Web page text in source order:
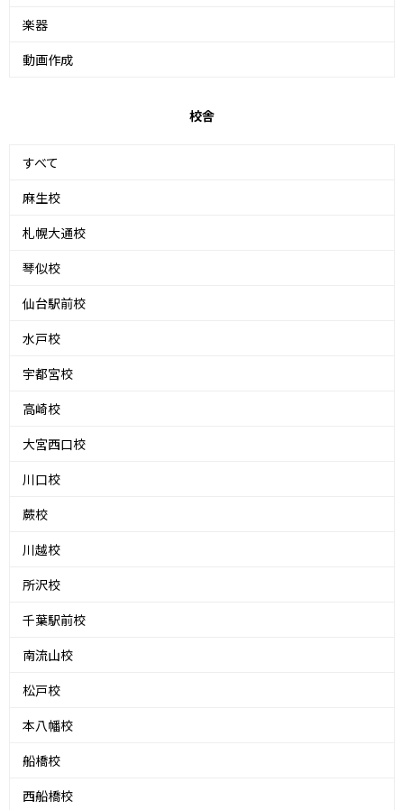
楽器
動画作成
校舎
すべて
麻生校
札幌大通校
琴似校
仙台駅前校
水戸校
宇都宮校
高崎校
大宮西口校
川口校
蕨校
川越校
所沢校
千葉駅前校
南流山校
松戸校
本八幡校
船橋校
西船橋校